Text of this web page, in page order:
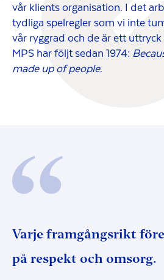
vår klients organisation. I det
tydliga spelregler som vi inte
vår ryggrad och de är ett
MPS har följt sedan 1974:
made up of people.
Varje framgångsrikt
på respekt och omsorg.